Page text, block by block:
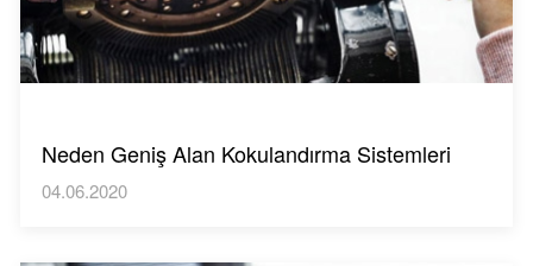
Neden Geniş Alan Kokulandırma Sistemleri
04.06.2020